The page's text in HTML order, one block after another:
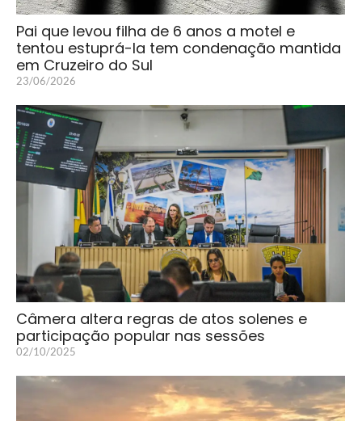
Pai que levou filha de 6 anos a motel e
tentou estuprá-la tem condenação mantida
em Cruzeiro do Sul
23/06/2026
Câmera altera regras de atos solenes e
participação popular nas sessões
02/10/2025